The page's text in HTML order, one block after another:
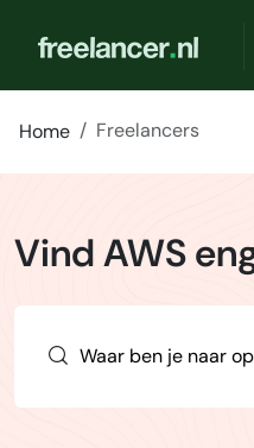
Home Freelancers
Vind AWS